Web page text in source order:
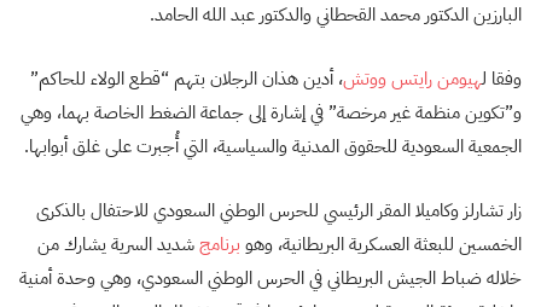
البارزين الدكتور محمد القحطاني والدكتور عبد الله الحامد.
وفقا لهيومن رايتس ووتش، أدين هذان الرجلان بتهم “قطع الولاء للحاكم”
و”تكوين منظمة غير مرخصة” في إشارة إلى جماعة الضغط الخاصة بهما، وهي
الجمعية السعودية للحقوق المدنية والسياسية، التي أُجبرت على غلق أبوابها.
زار تشارلز وكاميلا المقر الرئيسي للحرس الوطني السعودي للاحتفال بالذكرى
الخمسين للبعثة العسكرية البريطانية، وهو برنامجشديد السرية يشارك من
خلاله ضباط الجيش البريطاني في الحرس الوطني السعودي، وهي وحدة أمنية